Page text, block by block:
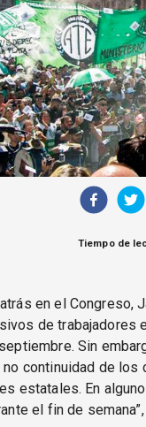
Tiempo de
en el
de trabajadores
Sin
continuidad de
estatales. En
el fin de